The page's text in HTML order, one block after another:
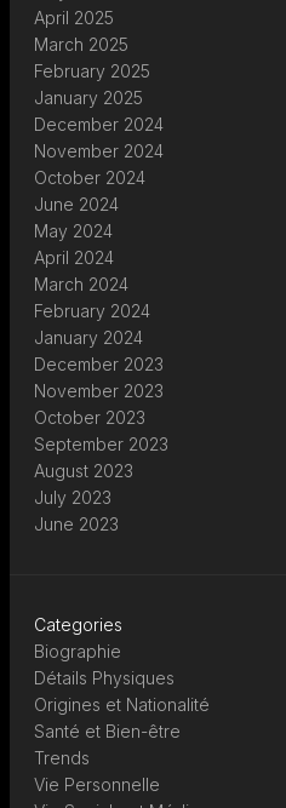
April 2025
March 2025
February 2025
January 2025
December 2024
November 2024
October 2024
June 2024
May 2024
April 2024
March 2024
February 2024
January 2024
December 2023
November 2023
October 2023
September 2023
August 2023
July 2023
June 2023
Categories
Biographie
Détails Physiques
Origines et Nationalité
Santé et Bien-être
Trends
Vie Personnelle